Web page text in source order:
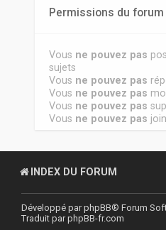
Permissions du forum
Vous ne pouvez pas
sujets
Vous ne pouvez pas
Vous ne pouvez pas
Vous ne pouvez pas
Vous ne pouvez pas
INDEX DU FORUM
Développé parphpBB® Forum
Traduit parphpBB-fr.com